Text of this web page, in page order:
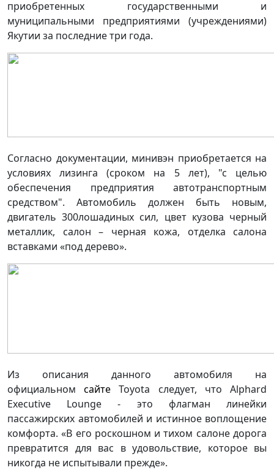
приобретенных государственными и
муниципальными предприятиями (учреждениями)
Якутии за последние три года.
Согласно документации, минивэн приобретается на
условиях лизинга (сроком на 5 лет), "с целью
обеспечения предприятия автотранспортным
средством". Автомобиль должен быть новым,
двигатель 300лошадиных сил, цвет кузова черный
металлик, салон – черная кожа, отделка салона
вставками «под дерево».
Из описания данного автомобиля на
официальномсайте Toyota следует, что Alphard
Executive Lounge - это флагман линейки
пассажирских автомобилей и истинное воплощение
комфорта. «В его роскошном и тихом салоне дорога
превратится для вас в удовольствие, которое вы
никогда не испытывали прежде».